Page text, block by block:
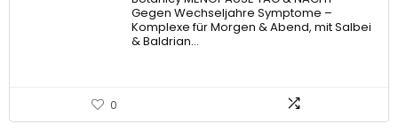
Gegen Wechseljahre Symptome –
Komplexe für Morgen & Abend, mit Salbei
& Baldrian…
0